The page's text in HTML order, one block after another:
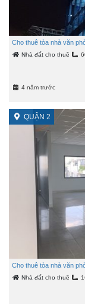
Cho thuê tòa nhà văn
Nhà đất cho thuê
4 năm trước
QUẬN 2
Cho thuê tòa nhà văn
Nhà đất cho thuê